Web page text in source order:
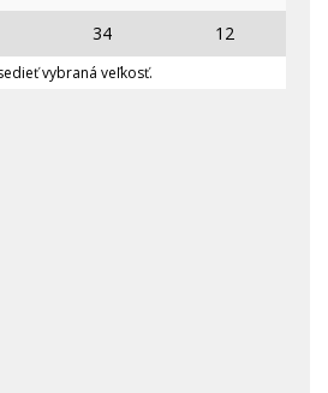
34 12
vybraná veľkosť.